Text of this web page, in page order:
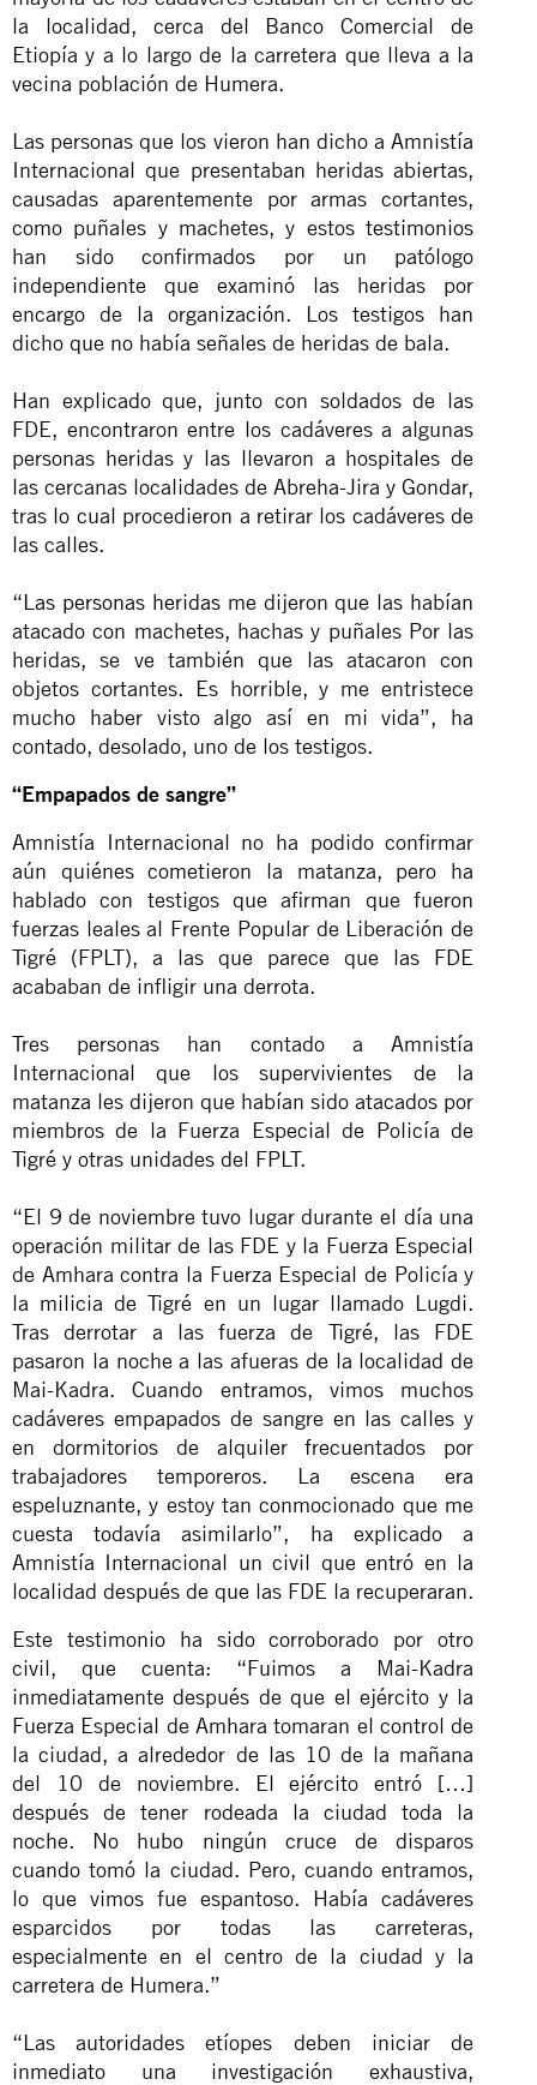
la localidad, cerca del Banco Comercial de
Etiopía y a lo largo de la carretera que lleva a la
vecina población de Humera.
Las personas que los vieron han dicho a Amnistía
Internacional que presentaban heridas abiertas,
causadas aparentemente por armas cortantes,
como puñales y machetes, y estostestimonios
han sido confirmados por un patólogo
independiente que examinó las heridas por
encargo de la organización. Los testigos han
dicho que no había señales de heridas de bala.
Han explicado que, junto con soldados de las
FDE, encontraron entre los cadáveres a algunas
personas heridas y las llevaron a hospitales de
las cercanas localidades de Abreha-Jira y Gondar,
tras lo cual procedieron a retirar los cadáveres de
las calles.
“Las personas heridasme dijeron que las habían
atacado con machetes, hachas y puñales Por las
heridas, se ve también que las atacaron con
objetos cortantes. Es horrible, y me entristece
mucho haber visto algo así en mi vida”, ha
contado, desolado, uno de los testigos.
“Empapados de sangre”
Amnistía Internacional no ha podido confirmar
aún quiénes cometieron la matanza, pero ha
hablado con testigos que afirman que fueron
fuerzas leales al Frente Popular de Liberación de
Tigré (FPLT), a las que parece que las FDE
acababan de infligir una derrota.
Tres personas han contado a Amnistía
Internacional que los supervivientes de la
matanza les dijeron que habían sido atacados por
miembros de la Fuerza Especial de Policía de
Tigré y otras unidades del FPLT.
“El 9 de noviembre tuvo lugar durante el día una
operación militar de las FDE y la Fuerza Especial
de Amhara contra la Fuerza Especial de Policía y
la milicia de Tigré en un lugar llamado Lugdi.
Tras derrotar a las fuerza de Tigré, las FDE
pasaron la noche a las afueras de la localidad de
Mai-Kadra. Cuando entramos, vimos muchos
cadáveres empapados de sangre en las calles y
en dormitorios de alquiler frecuentados por
trabajadores temporeros. La escena era
espeluznante, y estoy tan conmocionado que me
cuesta todavía asimilarlo”, ha explicado a
Amnistía Internacional un civil que entró en la
localidad después de que las FDE la recuperaran.
Este testimonio ha sido corroborado por otro
civil, que cuenta: “Fuimos a Mai-Kadra
inmediatamente después de que el ejército y la
Fuerza Especial de Amhara tomaran el control de
la ciudad, a alrededor de las 10 de la mañana
del 10 de noviembre. El ejército entró […]
después de tener rodeada la ciudad toda la
noche. No hubo ningún cruce de disparos
cuando tomó la ciudad. Pero, cuando entramos,
lo que vimos fue espantoso. Había cadáveres
esparcidos por todas las carreteras,
especialmente en el centro de la ciudad y la
carretera de Humera.”
“Las autoridades etíopes deben iniciar de
inmediato una investigación exhaustiva,